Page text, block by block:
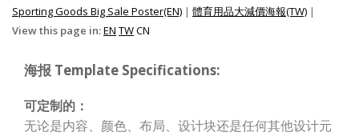
Sporting Goods Big Sale Poster(EN) | 體育用品大減價海報(TW) |
View this page in:EN TWCN
海报 Template Specifications:
可定制的：
无论是内容、颜色、布局、设计块还是任何其他设计元